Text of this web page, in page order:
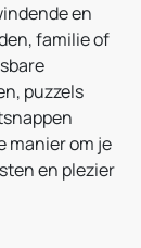
en
familie of
puzzels
manier om je
en plezier